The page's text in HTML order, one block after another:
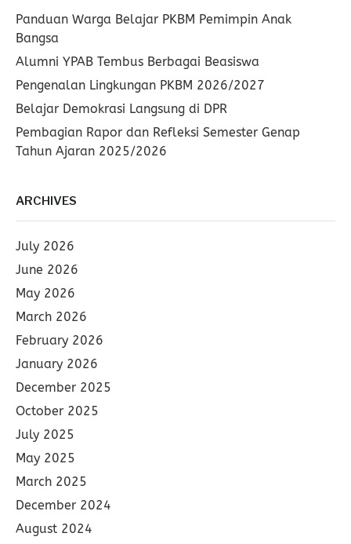
Panduan Warga Belajar PKBM Pemimpin Anak
Bangsa
Alumni YPAB Tembus Berbagai Beasiswa
Pengenalan Lingkungan PKBM 2026/2027
Belajar Demokrasi Langsung di DPR
Pembagian Rapor dan Refleksi Semester Genap
Tahun Ajaran 2025/2026
ARCHIVES
July 2026
June 2026
May 2026
March 2026
February 2026
January 2026
December 2025
October 2025
July 2025
May 2025
March 2025
December 2024
August 2024